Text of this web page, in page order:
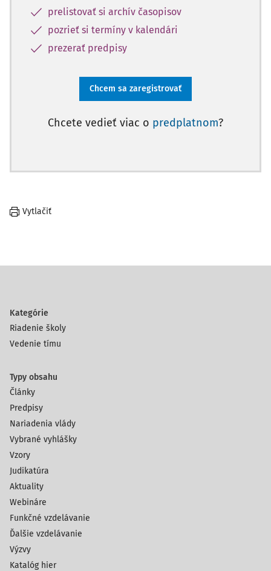
prelistovať si archív časopisov
pozrieť si termíny v kalendári
prezerať predpisy
Chcem sa zaregistrovať
Chcete vedieť viac o predplatnom?
Vytlačiť
Kategórie
Riadenie školy
Vedenie tímu
Typy obsahu
Články
Predpisy
Nariadenia vlády
Vybrané vyhlášky
Vzory
Judikatúra
Aktuality
Webináre
Funkčné vzdelávanie
Ďalšie vzdelávanie
Výzvy
Katalóg hier